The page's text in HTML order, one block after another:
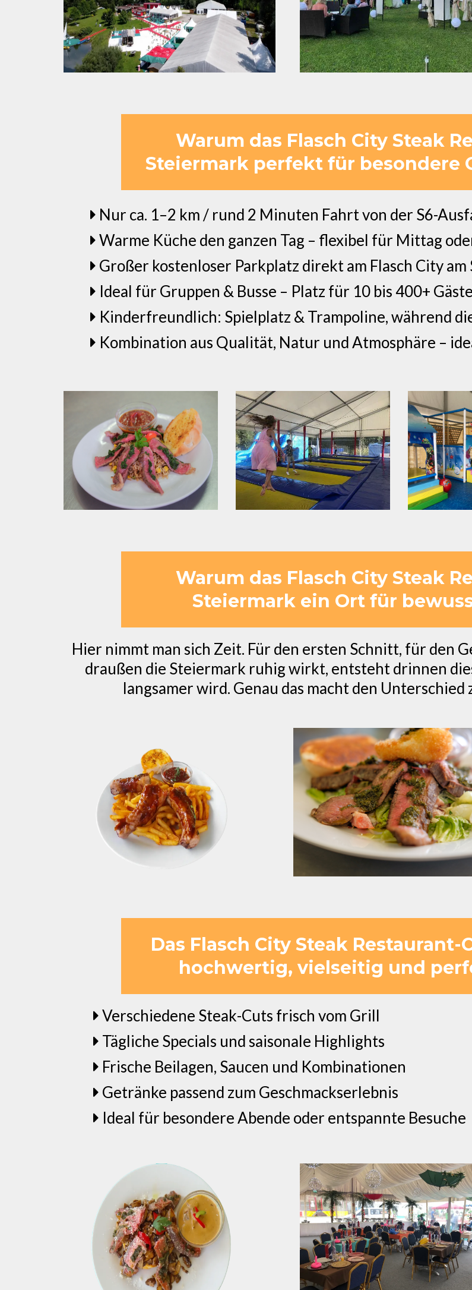
Warum das Flasch City Steak
Steiermark perfekt für besondere
Nur ca. 1–2 km / rund 2 Minuten Fahrt von der S6-
Warme Küche den ganzen Tag – flexibel für Mittag
Großer kostenloser Parkplatz direkt am Flasch City am
Ideal für Gruppen & Busse – Platz für 10 bis 400+ Gäste
Kinderfreundlich: Spielplatz & Trampoline, während
Kombination aus Qualität, Natur und Atmosphäre –
Warum das Flasch City Steak
Steiermark ein Ort für
Hier nimmt man sich Zeit. Für den ersten Schnitt, für den
draußen die Steiermark ruhig wirkt, entsteht drinnen
langsamer wird. Genau das macht den Unterschied
Das Flasch City Steak Restaurant-
hochwertig, vielseitig und
Verschiedene Steak-Cuts frisch vom Grill
Tägliche Specials und saisonale Highlights
Frische Beilagen, Saucen und Kombinationen
Getränke passend zum Geschmackserlebnis
Ideal für besondere Abende oder entspannte Besuche